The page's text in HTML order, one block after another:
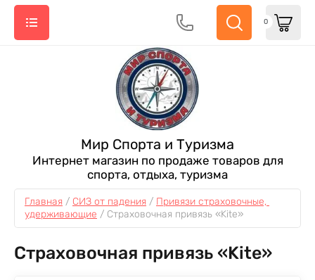
Мир Спорта и Туризма
Интернет магазин по продаже товаров для
спорта, отдыха, туризма
0
Главная / СИЗ от падения / Привязи страховочные,
удерживающие / Страховочная привязь «Kite»
Страховочная привязь «Kite»